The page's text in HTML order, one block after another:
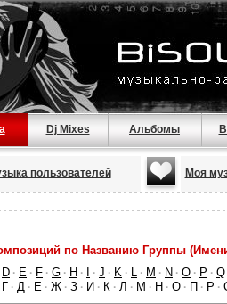
Dj Mixes Альбомы
пользователей Моя
по Названию Группы
D · E · F · G · H · · J · K · L · M · N · O · P · Q
Г · Д · Е · Ж · З · И · К · Л · М · Н · О · П · Р ·